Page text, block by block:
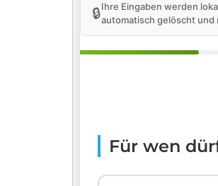
🔒Ihre Eingaben werden
automatisch gelöscht
Für wen